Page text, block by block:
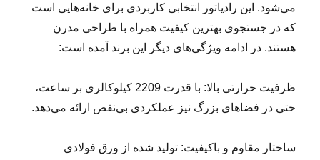
می‌شود. این رادیاتور انتخابی کاربردی برای خانه‌هایی است
که در جستجوی بهترین کیفیت همراه با طراحی مدرن
هستند. در ادامه ویژگی‌های دیگر این برند آمده است:
ظرفیت حرارتی بالا: با قدرت 2209 کیلوکالری بر ساعت،
حتی در فضاهای بزرگ نیز عملکردی بی‌نقص ارائه می‌دهد.
ساختار مقاوم و باکیفیت: تولید شده از ورق فولادی